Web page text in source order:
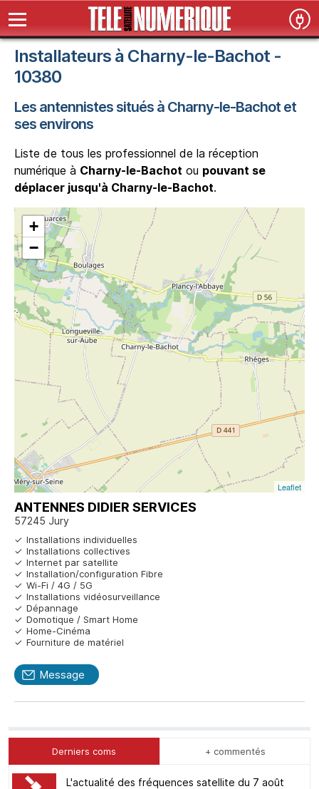
Installateurs à Charny-le-Bachot -
10380
Les antennistes situés à Charny-le-Bachot et
ses environs
Liste de tous les professionnel de la réception
numérique à Charny-le-Bachot ou pouvant se
déplacer jusqu'à Charny-le-Bachot.
+
−
Leaflet
ANTENNES DIDIER SERVICES
57245 Jury
Installations individuelles
Installations collectives
Internet par satellite
Installation/configuration Fibre
Wi-Fi / 4G / 5G
Installations vidéosurveillance
Dépannage
Domotique / Smart Home
Home-Cinéma
Fourniture de matériel
Message
Derniers coms + commentés
L'actualité des fréquences satellite du 7 août